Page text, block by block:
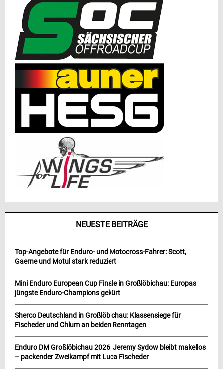
NEUESTE BEITRÄGE
Top-Angebote für Enduro- und Motocross-Fahrer: Scott,
Gaerne und Motul stark reduziert
Mini Enduro European Cup Finale in Großlöbichau: Europas
jüngste Enduro-Champions gekürt
Sherco Deutschland in Großlöbichau: Klassensiege für
Fischeder und Chlum an beiden Renntagen
Enduro DM Großlöbichau 2026: Jeremy Sydow bleibt makellos
– packender Zweikampf mit Luca Fischeder